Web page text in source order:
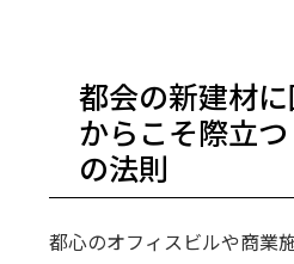
都会の新建材
からこそ際立つ
の法則
都心のオフィスビルや商業